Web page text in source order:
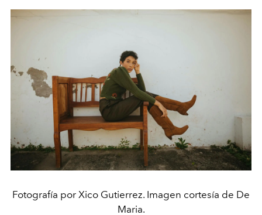
Fotografía por Xico Gutierrez. Imagen cortesía de De
Maria.